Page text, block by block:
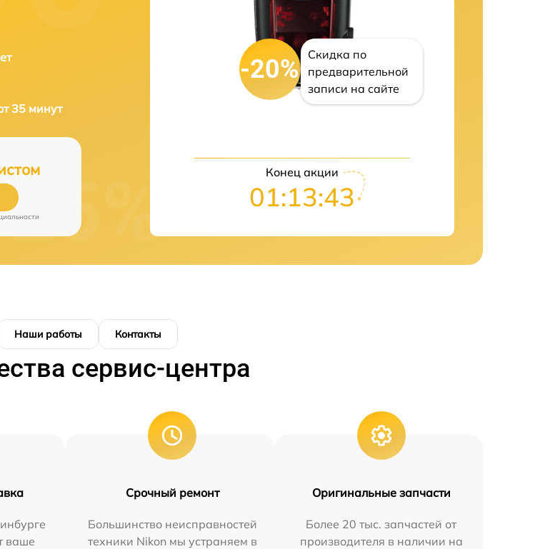
35 минут
-20%
Скидка по
предварительной
записи на сайте
Конец акции
01:13:42
Наши работы Контакты
сервис-центра
ваше
Срочный ремонт
Большинство неисправностей
техники Nikon мы устраняем в
Оригинальные запчасти
Более 20 тыс. запчастей от
производителя в наличии на